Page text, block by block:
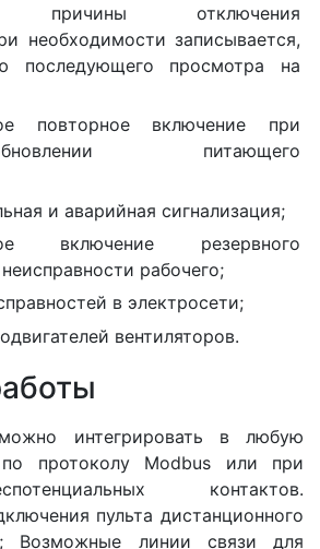
причины отключения
необходимости записывается,
последующего просмотра на
повторное включение при
питающего
и аварийная сигнализация;
включение резервного
рабочего;
в электросети;
вентиляторов.
интегрировать в любую
по протоколу Modbus или при
контактов.
пульта дистанционного
Возможные линии связи для